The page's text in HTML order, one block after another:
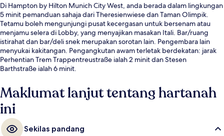
Di Hampton by Hilton Munich City West, anda berada dalam lingkungan
5 minit pemanduan sahaja dari Theresienwiese dan Taman Olimpik.
Tetamu boleh mengunjungi pusat kecergasan untuk bersenam atau
menjamu selera di Lobby, yang menyajikan masakan Itali. Bar/ruang
istirahat dan bar/deli snek merupakan sorotan lain. Pengembara lain
menyukai kakitangan. Pengangkutan awam terletak berdekatan: jarak
Perhentian Trem Trappentreustraße ialah 2 minit dan Stesen
Barthstraße ialah 6 minit.
Maklumat lanjut tentang hartanah
ini
Sekilas pandang